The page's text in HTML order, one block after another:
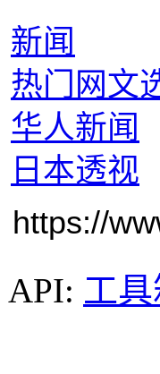
新闻
热门网文
华人新闻
日本透视
https://
工具